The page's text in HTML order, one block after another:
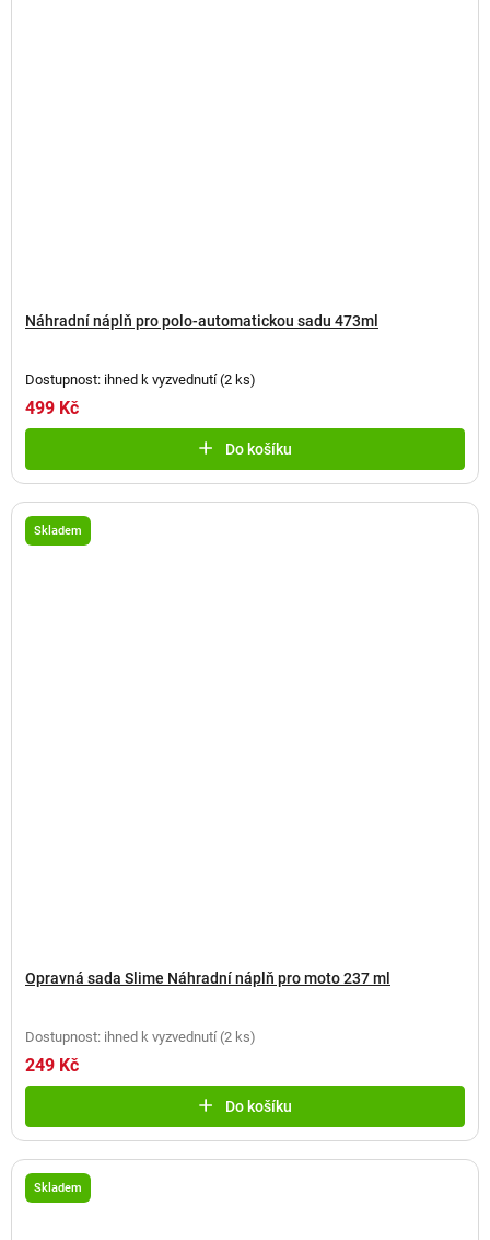
Náhradní náplň pro polo-automatickou sadu 473ml
Dostupnost: ihned k vyzvednutí(2 ks)
499 Kč
Do košíku
Skladem
Opravná sada Slime Náhradní náplň pro moto 237 ml
Dostupnost: ihned k vyzvednutí (2 ks)
249 Kč
Do košíku
Skladem